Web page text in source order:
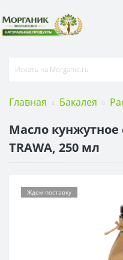
Главная Бакалея
Масло
TRAWA, 250 мл
Ждем поставку